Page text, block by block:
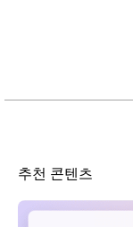
추천 콘텐츠